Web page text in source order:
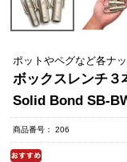
ポットやペグなど各ナ
ボックスレンチ３
Solid Bond SB-
商品番号 206